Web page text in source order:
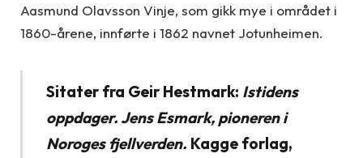
Aasmund Olavsson Vinje, som gikk mye i området i
1860-årene, innførte i 1862 navnet Jotunheimen.
Sitater fra Geir Hestmark: Istidens
oppdager. Jens Esmark, pioneren i
Noroges fjellverden. Kagge forlag,